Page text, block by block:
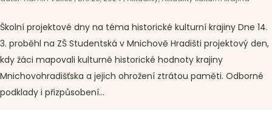
Školní projektové dny na téma historické kulturní krajiny Dne 14.
3. proběhl na ZŠ Studentská v Mnichově Hradišti projektový den,
kdy žáci mapovali kulturně historické hodnoty krajiny
Mnichovohradišťska a jejich ohrožení ztrátou paměti. Odborné
podklady i přizpůsobení...